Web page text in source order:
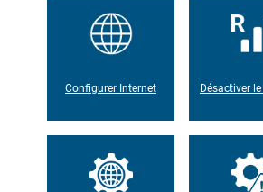
Configurer Internet Désactiver